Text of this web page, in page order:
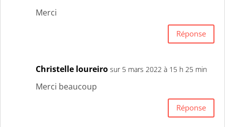
Merci
Réponse
Christelle loureiro sur 5 mars 2022 à 15 h 25 min
Merci beaucoup
Réponse